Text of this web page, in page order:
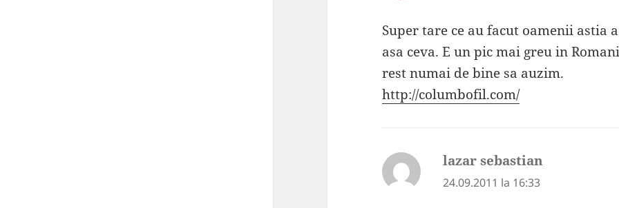
Super tare ce au facut oamenii astia
asa ceva. E un pic mai greu in
rest numai de bine sa auzim.
http://columbofil.com/
lazar sebastian
24.09.2011 la 16:33